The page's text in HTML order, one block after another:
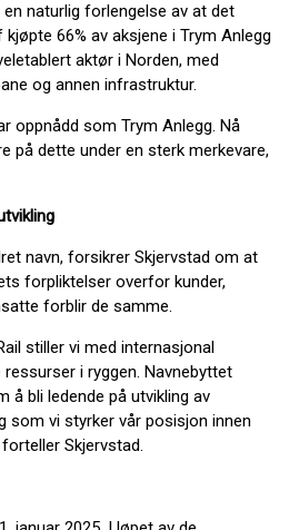
naturlig forlengelse av at det
66% av aksjene i Trym Anlegg
aktør i Norden, med
og annen infrastruktur.
oppnådd som Trym Anlegg. Nå
på dette under en sterk merkevare,
navn, forsikrer Skjervstad om at
forpliktelser overfor kunder,
forblir de samme.
stiller vi med internasjonal
i ryggen. Navnebyttet
å bli ledende på utvikling av
som vi styrker vår posisjon innen
Skjervstad.